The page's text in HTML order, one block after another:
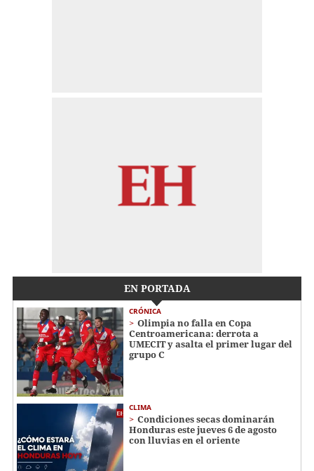
EN PORTADA
CRÓNICA
Olimpia no falla en Copa
Centroamericana: derrota a
UMECIT y asalta el primer lugar del
grupo C
CLIMA
Condiciones secas dominarán
Honduras este jueves 6 de agosto
con lluvias en el oriente